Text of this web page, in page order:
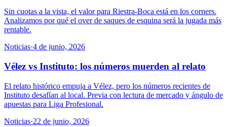
Sin cuotas a la vista, el valor para Riestra-Boca está en los corners.
Analizamos por qué el over de saques de esquina será la jugada más
rentable.
Noticias·4 de junio, 2026
Vélez vs Instituto: los números muerden al relato
El relato histórico empuja a Vélez, pero los números recientes de
Instituto desafían al local. Previa con lectura de mercado y ángulo de
apuestas para Liga Profesional.
Noticias·22 de junio, 2026